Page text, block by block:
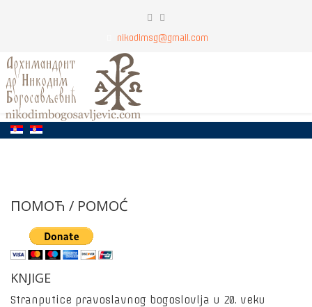
nikodimsg@gmail.com
ПОМОЋ / POMOĆ
KNJIGE
Stranputice pravoslavnog bogoslovlja u 20. veku